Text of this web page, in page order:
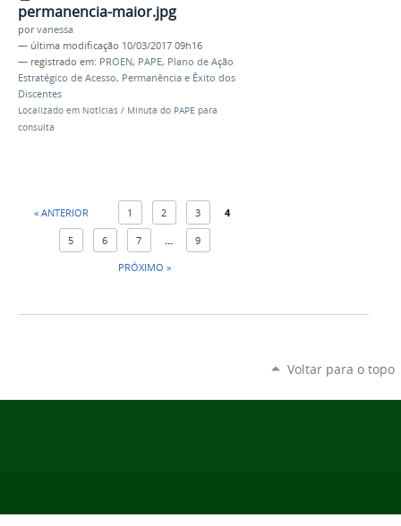
permanencia-maior.jpg
porvanessa
— última modificação 10/03/2017 09h16
— registrado em: PROEN, PAPE, Plano de Ação
Estratégico de Acesso, Permanência e Êxito dos
Discentes
Localizado em Notícias / Minuta do PAPE para
consulta
« ANTERIOR 1 2 3 4
5 6 7 ...
9
PRÓXIMO »
Voltar para o topo